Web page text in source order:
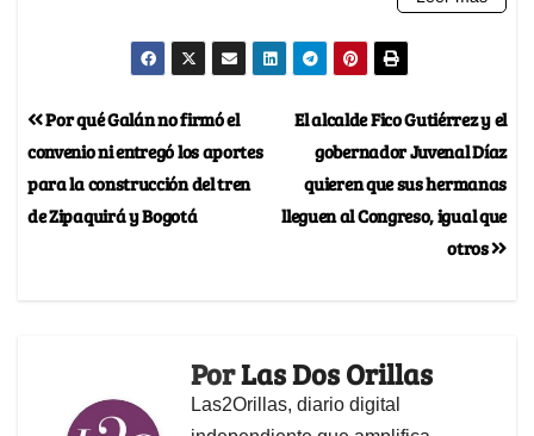
El alcalde Fico Gutiérrez y el
gobernador Juvenal Díaz
quieren que sus hermanas
lleguen al Congreso, igual que
otros
Por qué Galán no firmó el
convenio ni entregó los aportes
para la construcción del tren
de Zipaquirá y Bogotá
PorLas Dos Orillas
Las2Orillas, diario digital